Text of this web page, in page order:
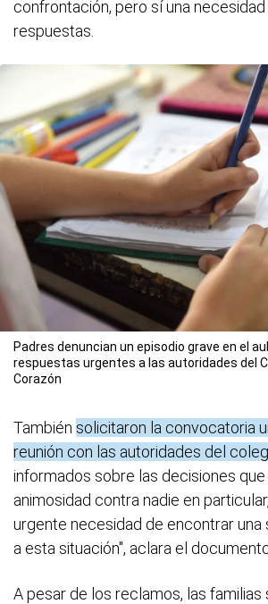
confrontación, pero sí una
respuestas.
Padres denuncian un episodio grave en el
respuestas urgentes a las autoridades del
Corazón
También solicitaron la convocatoria
reunión con las autoridades del
informados sobre las decisiones que
animosidad contra nadie en
urgente necesidad de encontrar una
a esta situación", aclara el
A pesar de los reclamos, las familias